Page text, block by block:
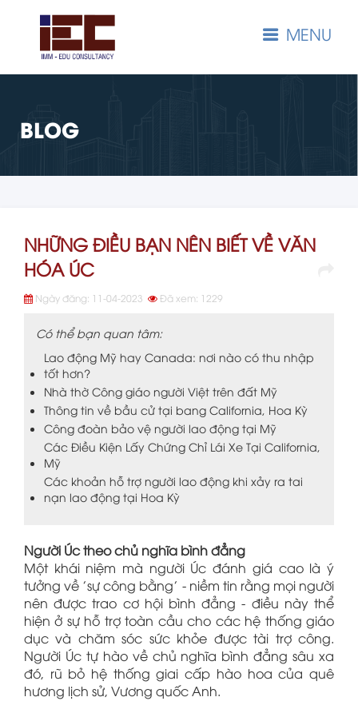
BLOG
NHỮNG ĐIỀU BẠN NÊN BIẾT VỀ VĂN
HÓA ÚC
Ngày đăng: 11-04-2023 Đã xem: 1229
Có thể bạn quan tâm:
Lao động Mỹ hay Canada: nơi nào có thu nhập
tốt hơn?
Nhà thờ Công giáo người Việt trên đất Mỹ
Thông tin về bầu cử tại bang California, Hoa Kỳ
Công đoàn bảo vệ người lao động tại Mỹ
Các Điều Kiện Lấy Chứng Chỉ Lái Xe Tại California,
Mỹ
Các khoản hỗ trợ người lao động khi xảy ra tai
nạn lao động tại Hoa Kỳ
Người Úc theo chủ nghĩa bình đẳng
Một khái niệm mà người Úc đánh giá cao là ý
tưởng về 'sự công bằng' - niềm tin rằng mọi người
nên được trao cơ hội bình đẳng - điều này thể
hiện ở sự hỗ trợ toàn cầu cho các hệ thống giáo
dục và chăm sóc sức khỏe được tài trợ công.
Người Úc tự hào về chủ nghĩa bình đẳng sâu xa
đó, rũ bỏ hệ thống giai cấp hào hoa của quê
hương lịch sử, Vương quốc Anh.
MENU